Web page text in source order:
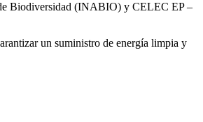
Biodiversidad (INABIO) y CELEC EP –
un suministro de energía limpia y